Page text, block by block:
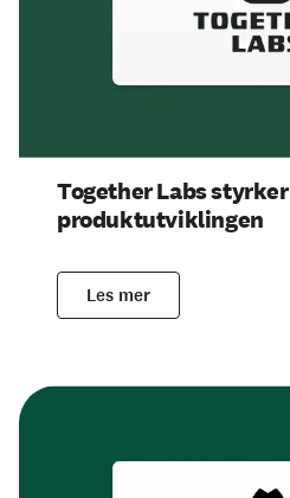
Together Labs styrker
produktutviklingen
Les mer